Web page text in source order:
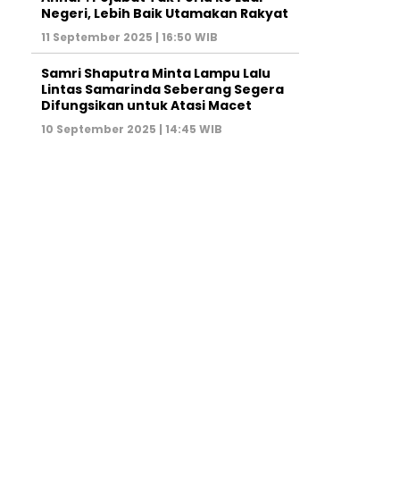
Negeri, Lebih Baik Utamakan Rakyat
11 September 2025 | 16:50 WIB
Samri Shaputra Minta Lampu Lalu
Lintas Samarinda Seberang Segera
Difungsikan untuk Atasi Macet
10 September 2025 | 14:45 WIB